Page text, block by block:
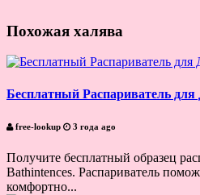
Похожая халява
Бесплатный Распариватель
free-lookup 3 года ago
Получите бесплатный образец
Bathintences. Распариватель
комфортно...